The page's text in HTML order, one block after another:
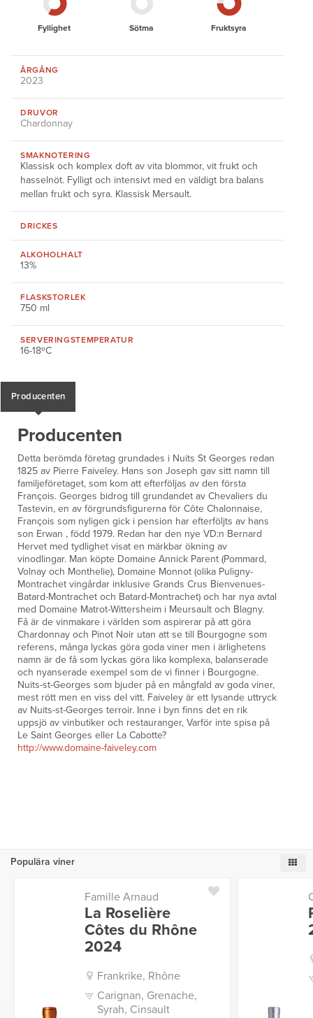
Fyllighet Sötma Fruktsyra
ÅRGÅNG
2023
DRUVOR
Chardonnay
SMAKNOTERING
Klassisk och komplex doft av vita blommor, vit frukt och
hasselnöt. Fylligt och intensivt med en väldigt bra balans
mellan frukt och syra. Klassisk Mersault.
DRICKES
ALKOHOLHALT
13%
FLASKSTORLEK
750 ml
SERVERINGSTEMPERATUR
16-18ºC
Producenten
Producenten
Detta berömda företag grundades i Nuits St Georges redan
1825 av Pierre Faiveley. Hans son Joseph gav sitt namn till
familjeföretaget, som kom att efterföljas av den första
François. Georges bidrog till grundandet av Chevaliers du
Tastevin, en av förgrundsfigurerna för Côte Chalonnaise,
François som nyligen gick i pension har efterföljts av hans
son Erwan , född 1979. Redan har den nye VD:n Bernard
Hervet med tydlighet visat en märkbar ökning av
vinodlingar. Man köpte Domaine Annick Parent (Pommard,
Volnay och Monthelie), Domaine Monnot (olika Puligny-
Montrachet vingårdar inklusive Grands Crus Bienvenues-
Batard-Montrachet och Batard-Montrachet) och har nya avtal
med Domaine Matrot-Wittersheim i Meursault och Blagny.
Få är de vinmakare i världen som aspirerar på att göra
Chardonnay och Pinot Noir utan att se till Bourgogne som
referens, många lyckas göra goda viner men i ärlighetens
namn är de få som lyckas göra lika komplexa, balanserade
och nyanserade exempel som de vi finner i Bourgogne.
Nuits-st-Georges som bjuder på en mångfald av goda viner,
mest rött men en viss del vitt. Faiveley är ett lysande uttryck
av Nuits-st-Georges terroir. Inne i byn finns det en rik
uppsjö av vinbutiker och restauranger, Varför inte spisa på
Le Saint Georges eller La Cabotte?
http://www.domaine-faiveley.com
Populära viner
Famille Arnaud
La Roselière
Côtes du Rhône
2024
Frankrike, Rhône
Carignan, Grenache,
Syrah, Cinsault